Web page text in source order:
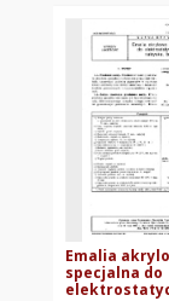
Emalia
specjalna do